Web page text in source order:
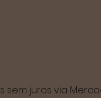
sem juros via